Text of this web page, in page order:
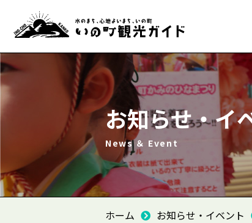
お知らせ・イ
News ＆ Event
ホーム お知らせ・イベント